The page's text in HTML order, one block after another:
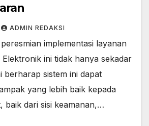
ADMIN REDAKSI
implementasi layanan
ini tidak hanya sekadar
berharap sistem ini dapat
yang lebih baik kepada
baik dari sisi keamanan,…